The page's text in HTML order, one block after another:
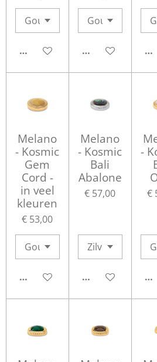
IN WINKELWAGEN
IN IN
Melano
- Kosmic
Gem
Cord -
in veel
kleuren
€ 53,00
IN WINKELWAGEN
Melano
- Kosmic
Bali
Abalone
€ 57,00
IN
-
€
IN